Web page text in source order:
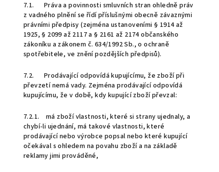
7.1. Práva a povinnosti smluvních stran ohledně práv
z vadného plnění se řídí příslušnými obecně závaznými
právními předpisy (zejména ustanoveními § 1914 až
1925, § 2099 až 2117 a § 2161 až 2174 občanského
zákoníku a zákonem č. 634/1992 Sb., o ochraně
spotřebitele, ve znění pozdějších předpisů).
7.2. Prodávající odpovídá kupujícímu, že zboží při
převzetí nemá vady. Zejména prodávající odpovídá
kupujícímu, že v době, kdy kupující zboží převzal:
7.2.1. má zboží vlastnosti, které si strany ujednaly, a
chybí-li ujednání, má takové vlastnosti, které
prodávající nebo výrobce popsal nebo které kupující
očekával s ohledem na povahu zboží a na základě
reklamy jimi prováděné,